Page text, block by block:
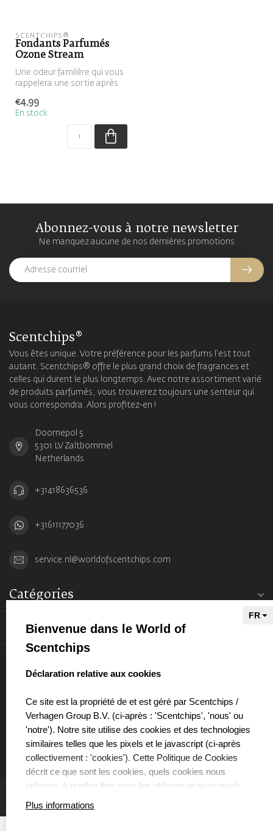
SCENTCHIPS®
Fondants Parfumés
Ozone Stream
Une odeur familère qui vous
rappelera une sortie après
€4,99
En stock
Abonnez-vous à notre newsletter
Ne manquez aucune de nos dernières promotions
Scentchips®
Vous êtes unique. Votre préférence pour les parfums l'est tout
autant. Scentchips® offre le plus grand choix de fragrances et
celles qui durent le plus longtemps. Avec notre assortiment varié
de produits parfumés, vous trouverez toujours une senteur qui
vous correspondra. Alors profitez-en !
Doornepol 5
5301 LV Zaltbommel
Netherlands
+31418636536
+31611177036
service.nl@worldofscentchips.com
Catégories
Informations
Bienvenue dans le World of
Scentchips
select language
Déclaration relative aux cookies
Ce site est la propriété de et est géré par Scentchips /
Verhagen Group B.V. (ci-après : 'Scentchips', 'nous' ou
'notre'). Notre site utilise des cookies et des technologies
similaires telles que les pixels et le javascript (ci-après
collectivement : 'cookies'). Cette Politique de Cookies
décrit ce que sont les cookies, quels cookies nous
utilisons, à quelles fins nous les utilisons et avec quels
partenaires nous collaborons à cet effet.
Plus informations